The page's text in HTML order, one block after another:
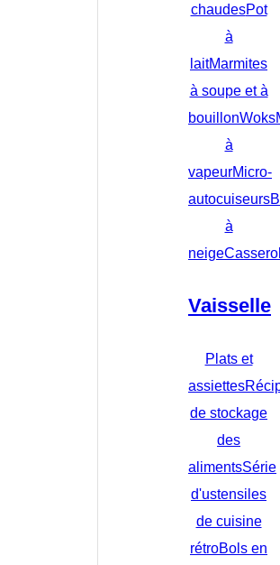
chaudesPot
à
laitMarmites
à soupe et à
bouillonWoks
à
vapeurMicro-
autocuiseurs
à
neige
Vaisselle
Plats et
assiettes
de stockage
des
alimentsSérie
d'ustensiles
de cuisine
rétroBols en